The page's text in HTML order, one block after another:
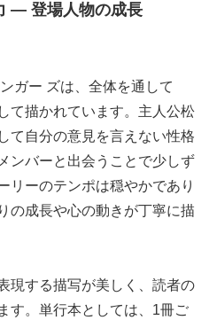
― 登場人物の成長
ガー ズは、全体を通して
て描かれています。主人公松
て自分の意見を言えない性格
ンバーと出会うことで少しず
リーのテンポは穏やかであり
の成長や心の動きが丁寧に描
現する描写が美しく、読者の
す。単行本としては、1冊ご